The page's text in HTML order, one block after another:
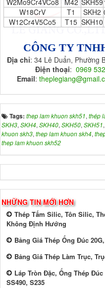
W2Mo9Cr4VCo8
M42 SKH59
W18CrV
T1 SKH2
W12Cr4V5Co5
T15 SKH10
CÔNG TY
Địa chỉ: 34 Lê Duẩn, Phường
Điện thoại: 0969
Email:
Tags: thep lam khuon skh51, thép
SKH3, SKH4, SKH40, SKH50, SKH51,
khuon skh3, thep lam khuon skh4,
thep lam khuon skh52
NHỮNG TIN MỚI HƠN
Thép Tấm Silic, Tôn Silic,
Không Định Hướng
Bảng Giá Thép Ống Đúc
Bảng Giá Thép Làm Trục,
Láp Tròn Đặc, Ống Thép Đúc
SS490, S235